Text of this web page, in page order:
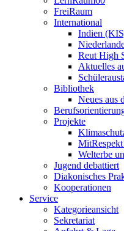
FreiRaum
International
Indien
Reut High
Aktuelles
Bibliothek
Neues aus
Projekte
Welterbe
Jugend debattiert
Diakonisches
Kooperationen
Service
Kategorieansicht
Sekretariat